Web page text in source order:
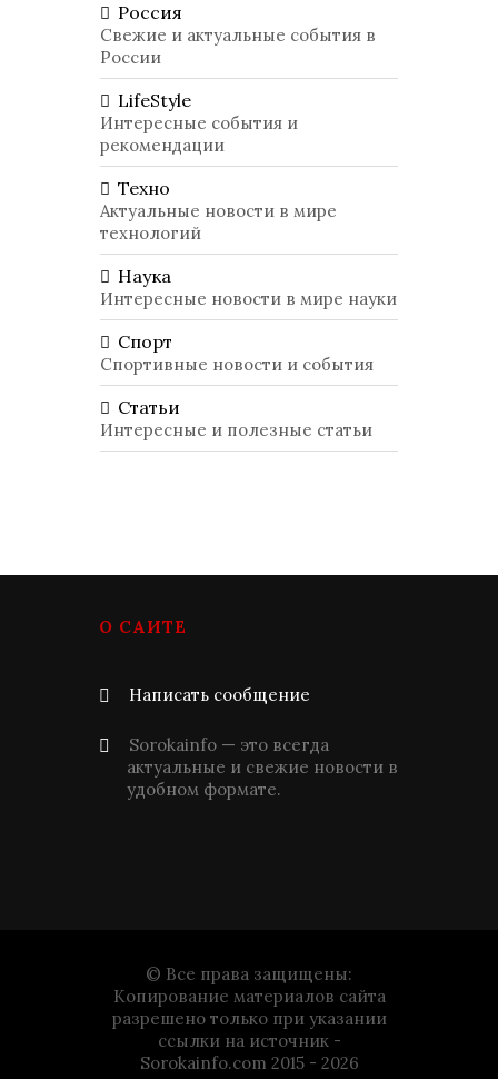
Россия
Свежие и актуальные события в
России
LifeStyle
Интересные события и
рекомендации
Техно
Актуальные новости в мире
технологий
Наука
Интересные новости в мире науки
Спорт
Спортивные новости и события
Статьи
Интересные и полезные статьи
О САЙТЕ
Написать сообщение
Sorokainfo — это всегда
актуальные и свежие новости в
удобном формате.
© Все права защищены:
Копирование материалов сайта
разрешено только при указании
ссылки на источник -
Sorokainfo.com 2015 - 2026